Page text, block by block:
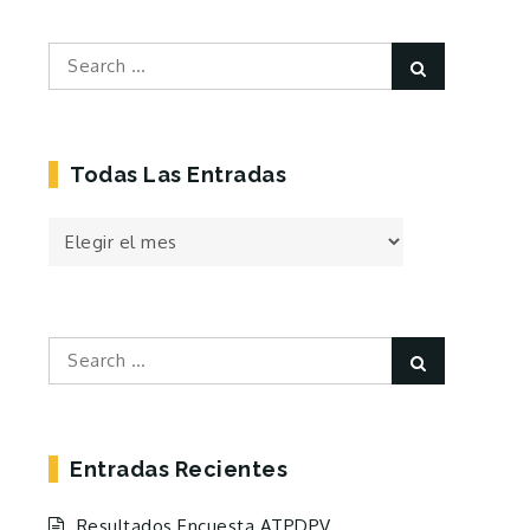
Search
for:
Todas Las Entradas
Todas
Search
for:
Entradas Recientes